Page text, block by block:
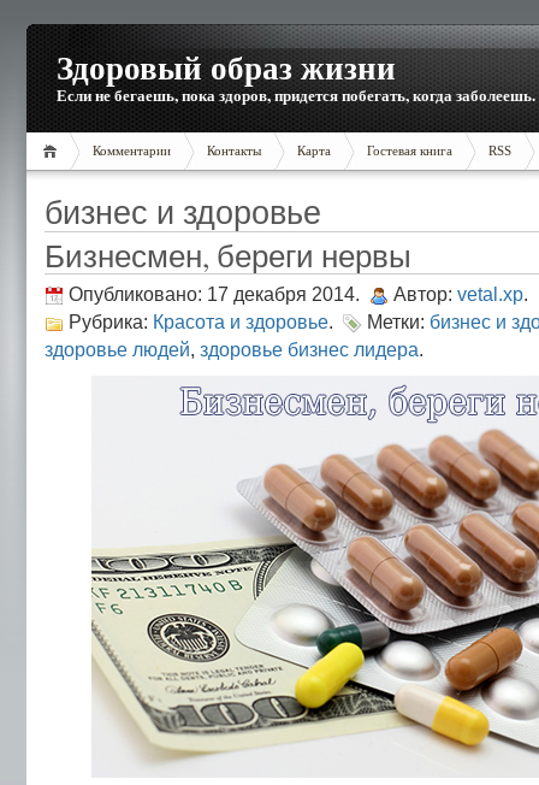
Здоровый образ жизни
Если не бегаешь, пока здоров, придется побегать, когда заболеешь.
Комментарии Контакты Карта Гостевая книга RSS
бизнес и здоровье
Бизнесмен, береги нервы
Опубликовано: 17 декабря 2014. Автор: vetal.xp.
Рубрика: Красота и здоровье. Метки: бизнес и
здоровье людей, здоровье бизнес лидера.